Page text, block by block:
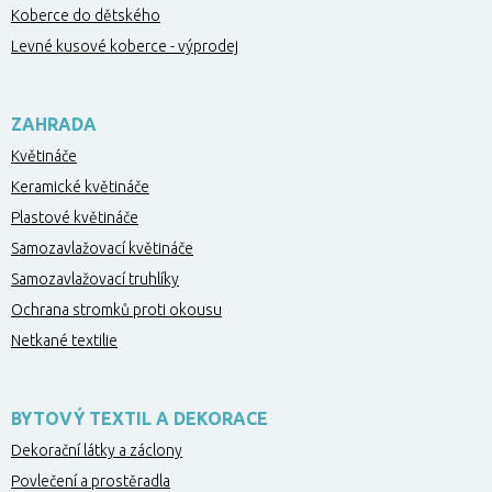
Koberce do dětského
Levné kusové koberce - výprodej
ZAHRADA
Květináče
Keramické květináče
Plastové květináče
Samozavlažovací květináče
Samozavlažovací truhlíky
Ochrana stromků proti okousu
Netkané textilie
BYTOVÝ TEXTIL A DEKORACE
Dekorační látky a záclony
Povlečení a prostěradla